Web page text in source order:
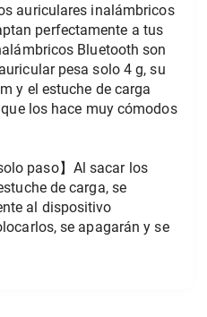
auriculares inalámbricos
perfectamente a tus
Bluetooth son
pesa solo 4 g, su
y el estuche de carga
los hace muy cómodos
paso】Al sacar los
de carga, se
al dispositivo
se apagarán y se